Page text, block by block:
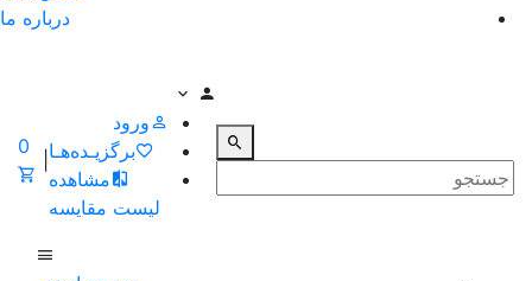
درباره ما
ورود
برگزیـده‌هـا
مشاهده
لیست مقایسه
0